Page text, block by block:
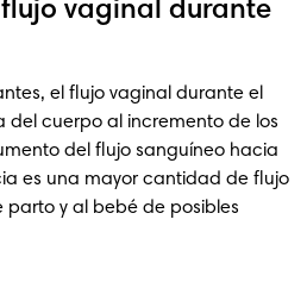
vaginal durante
el flujo vaginal durante el
del cuerpo al incremento de los
del flujo sanguíneo hacia
es una mayor cantidad de flujo
y al bebé de posibles